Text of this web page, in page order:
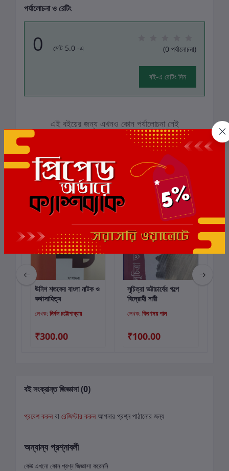
পর্যালোচনা ও রেটিং
0 মোট 5.0 -এ (0 পর্যালোচনা)
বই-এ রেটিং দিন
এই বইয়ের জন্য এখনও কোন পর্যালোচনা নেই
সংশ্লিষ্ট বই
কার্টে যোগ করুন
উনিশ শতকের বাংলা নাটক ও
কথাসাহিত্য
লেখক: নির্মল চট্টোপাধ্যায়
₹300.00
কার্টে যোগ করুন
সুচিত্রা ভট্টাচার্যের গল্পে
বিদ্রোহী নারী
লেখক: কিরণময় পাল
₹100.00
বই সংক্রান্ত জিজ্ঞাসা (0)
প্রবেশ করুন বা রেজিস্টার করুন আপনার প্রশ্ন পাঠানোর জন্য
অন্যান্য প্রশ্নাবলী
কেউ এখনো কোন প্রশ্ন জিজ্ঞাসা করেননি